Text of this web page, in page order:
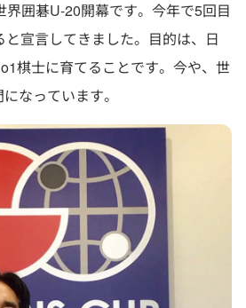
囲碁U-20開幕です。今年で5回目
宣言してきました。目的は、日
棋士に育てることです。今や、世
なっています。